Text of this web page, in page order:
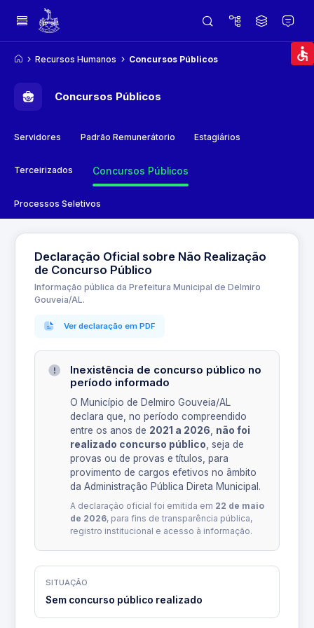
Recursos Humanos Concursos Públicos
Concursos Públicos
Servidores Padrão Remunerátorio Estagiários
Terceirizados Concursos Públicos
Processos Seletivos
Declaração Oficial sobre Não Realização
de Concurso Público
Informação pública da Prefeitura Municipal de Delmiro
Gouveia/AL.
Ver declaração em PDF
Inexistência de concurso público no
período informado
O Município de Delmiro Gouveia/AL
declara que, no período compreendido
entre os anos de 2021 a 2026
não foi
realizado concurso público , seja de
provas ou de provas e títulos, para
provimento de cargos efetivos no âmbito
da Administração Pública Direta Municipal.
A declaração oficial foi emitida em 22 de maio
de 2026, para fins de transparência pública,
registro institucional e acesso à informação.
SITUAÇÃO
Sem concurso público realizado